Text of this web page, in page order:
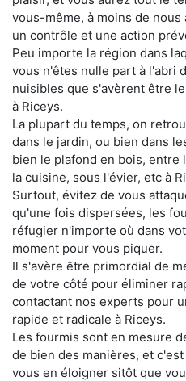
vous-même, à moins de
un contrôle et une action
Peu importe la région dans
vous n'êtes nulle part à l'abri
nuisibles que s'avèrent être
à Riceys.
La plupart du temps, on
dans le jardin, ou bien dans
bien le plafond en bois, entre
la cuisine, sous l'évier, etc à
Surtout, évitez de vous
qu'une fois dispersées, les
réfugier n'importe où dans
moment pour vous piquer.
Il s'avère être primordial de
de votre côté pour éliminer
contactant nos experts pour
rapide et radicale à Riceys.
Les fourmis sont en mesure
de bien des manières, et
vous en éloigner sitôt que